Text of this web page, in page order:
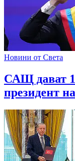
Новини от Света
САЩ дават 1
президент